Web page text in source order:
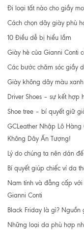
Đi loại tất nào cho giầy
Cách chọn dây giày phù
10 Điều dễ bị hiểu lầm
Giày hè của Gianni Conti
Các bước chăm sóc giầy
Giày không dây màu
Driver Shoes – sự kết
Shoe tree – bí quyết giữ
GCLeather Nhập Lô
Không Dây Ấn Tượng!
Lý do chúng ta nên dán
Bí quyết giúp chiếc ví da
Nam tính và đẳng cấp
Gianni Conti
Black Friday là gì?
Những loại da phù hợp